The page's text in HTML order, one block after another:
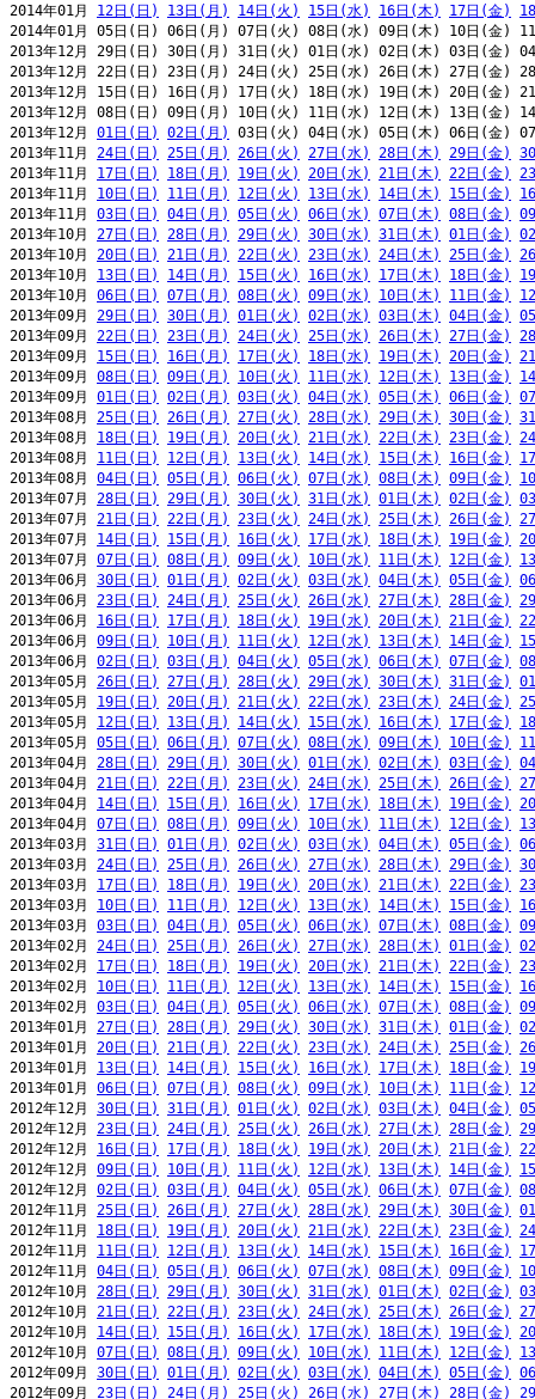
2014年01月 12日(日) 13日(月) 14日(火) 15日(水) 16日(木) 17日(金)
2014年01月 05日(日) 06日(月) 07日(火) 08日(水) 09日(木) 10日(金)
2013年12月 29日(日) 30日(月) 31日(火) 01日(水) 02日(木) 03日(金)
2013年12月 22日(日) 23日(月) 24日(火) 25日(水) 26日(木) 27日(金)
2013年12月 15日(日) 16日(月) 17日(火) 18日(水) 19日(木) 20日(金)
2013年12月 08日(日) 09日(月) 10日(火) 11日(水) 12日(木) 13日(金)
2013年12月 01日(日) 02日(月)
03日(火) 04日(水) 05日(木) 06日(金)
2013年11月 24日(日) 25日(月) 26日(火) 27日(水) 28日(木) 29日(金)
2013年11月 17日(日) 18日(月) 19日(火) 20日(水) 21日(木) 22日(金)
2013年11月 10日(日) 11日(月) 12日(火) 13日(水) 14日(木) 15日(金)
2013年11月 03日(日) 04日(月) 05日(火) 06日(水) 07日(木) 08日(金)
2013年10月 27日(日) 28日(月) 29日(火) 30日(水) 31日(木) 01日(金)
2013年10月 20日(日) 21日(月) 22日(火) 23日(水) 24日(木) 25日(金)
2013年10月 13日(日) 14日(月) 15日(火) 16日(水) 17日(木) 18日(金)
2013年10月 06日(日) 07日(月) 08日(火) 09日(水) 10日(木) 11日(金)
2013年09月 29日(日) 30日(月) 01日(火) 02日(水) 03日(木) 04日(金)
2013年09月 22日(日) 23日(月) 24日(火) 25日(水) 26日(木) 27日(金)
2013年09月 15日(日) 16日(月) 17日(火) 18日(水) 19日(木) 20日(金)
2013年09月 08日(日) 09日(月) 10日(火) 11日(水) 12日(木) 13日(金)
2013年09月 01日(日) 02日(月) 03日(火) 04日(水) 05日(木) 06日(金)
2013年08月 25日(日) 26日(月) 27日(火) 28日(水) 29日(木) 30日(金)
2013年08月 18日(日) 19日(月) 20日(火) 21日(水) 22日(木) 23日(金)
2013年08月 11日(日) 12日(月) 13日(火) 14日(水) 15日(木) 16日(金)
2013年08月 04日(日) 05日(月) 06日(火) 07日(水) 08日(木) 09日(金)
2013年07月 28日(日) 29日(月) 30日(火) 31日(水) 01日(木) 02日(金)
2013年07月 21日(日) 22日(月) 23日(火) 24日(水) 25日(木) 26日(金)
2013年07月 14日(日) 15日(月) 16日(火) 17日(水) 18日(木) 19日(金)
2013年07月 07日(日) 08日(月) 09日(火) 10日(水) 11日(木) 12日(金)
2013年06月 30日(日) 01日(月) 02日(火) 03日(水) 04日(木) 05日(金)
2013年06月 23日(日) 24日(月) 25日(火) 26日(水) 27日(木) 28日(金)
2013年06月 16日(日) 17日(月) 18日(火) 19日(水) 20日(木) 21日(金)
2013年06月 09日(日) 10日(月) 11日(火) 12日(水) 13日(木) 14日(金)
2013年06月 02日(日) 03日(月) 04日(火) 05日(水) 06日(木) 07日(金)
2013年05月 26日(日) 27日(月) 28日(火) 29日(水) 30日(木) 31日(金)
2013年05月 19日(日) 20日(月) 21日(火) 22日(水) 23日(木) 24日(金)
2013年05月 12日(日) 13日(月) 14日(火) 15日(水) 16日(木) 17日(金)
2013年05月 05日(日) 06日(月) 07日(火) 08日(水) 09日(木) 10日(金)
2013年04月 28日(日) 29日(月) 30日(火) 01日(水) 02日(木) 03日(金)
2013年04月 21日(日) 22日(月) 23日(火) 24日(水) 25日(木) 26日(金)
2013年04月 14日(日) 15日(月) 16日(火) 17日(水) 18日(木) 19日(金)
2013年04月 07日(日) 08日(月) 09日(火) 10日(水) 11日(木) 12日(金)
2013年03月 31日(日) 01日(月) 02日(火) 03日(水) 04日(木) 05日(金)
2013年03月 24日(日) 25日(月) 26日(火) 27日(水) 28日(木) 29日(金)
2013年03月 17日(日) 18日(月) 19日(火) 20日(水) 21日(木) 22日(金)
2013年03月 10日(日) 11日(月) 12日(火) 13日(水) 14日(木) 15日(金)
2013年03月 03日(日) 04日(月) 05日(火) 06日(水) 07日(木) 08日(金)
2013年02月 24日(日) 25日(月) 26日(火) 27日(水) 28日(木) 01日(金)
2013年02月 17日(日) 18日(月) 19日(火) 20日(水) 21日(木) 22日(金)
2013年02月 10日(日) 11日(月) 12日(火) 13日(水) 14日(木) 15日(金)
2013年02月 03日(日) 04日(月) 05日(火) 06日(水) 07日(木) 08日(金)
2013年01月 27日(日) 28日(月) 29日(火) 30日(水) 31日(木) 01日(金)
2013年01月 20日(日) 21日(月) 22日(火) 23日(水) 24日(木) 25日(金)
2013年01月 13日(日) 14日(月) 15日(火) 16日(水) 17日(木) 18日(金)
2013年01月 06日(日) 07日(月) 08日(火) 09日(水) 10日(木) 11日(金)
2012年12月 30日(日) 31日(月) 01日(火) 02日(水) 03日(木) 04日(金)
2012年12月 23日(日) 24日(月) 25日(火) 26日(水) 27日(木) 28日(金)
2012年12月 16日(日) 17日(月) 18日(火) 19日(水) 20日(木) 21日(金)
2012年12月 09日(日) 10日(月) 11日(火) 12日(水) 13日(木) 14日(金)
2012年12月 02日(日) 03日(月) 04日(火) 05日(水) 06日(木) 07日(金)
2012年11月 25日(日) 26日(月) 27日(火) 28日(水) 29日(木) 30日(金)
2012年11月 18日(日) 19日(月) 20日(火) 21日(水) 22日(木) 23日(金)
2012年11月 11日(日) 12日(月) 13日(火) 14日(水) 15日(木) 16日(金)
2012年11月 04日(日) 05日(月) 06日(火) 07日(水) 08日(木) 09日(金)
2012年10月 28日(日) 29日(月) 30日(火) 31日(水) 01日(木) 02日(金)
2012年10月 21日(日) 22日(月) 23日(火) 24日(水) 25日(木) 26日(金)
2012年10月 14日(日) 15日(月) 16日(火) 17日(水) 18日(木) 19日(金)
2012年10月 07日(日) 08日(月) 09日(火) 10日(水) 11日(木) 12日(金)
2012年09月 30日(日) 01日(月) 02日(火) 03日(水) 04日(木) 05日(金)
2012年09月 23日(日) 24日(月) 25日(火) 26日(水) 27日(木) 28日(金)